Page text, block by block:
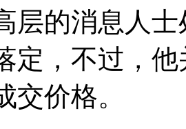
层的消息人
定，不过，
交价格。